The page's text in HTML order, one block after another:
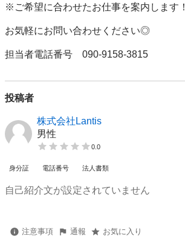
※ご希望に合わせたお仕事を案内します！
お気軽にお問い合わせください◎
担当者電話番号　090-9158-3815
投稿者
株式会社Lantis
男性
0.0
身分証 電話番号 法人書類
自己紹介文が設定されていません
注意事項 通報 お気に入り